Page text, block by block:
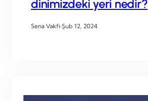
dinimizdeki yeri nedir?
Sena Vakfı·Şub 12, 2024